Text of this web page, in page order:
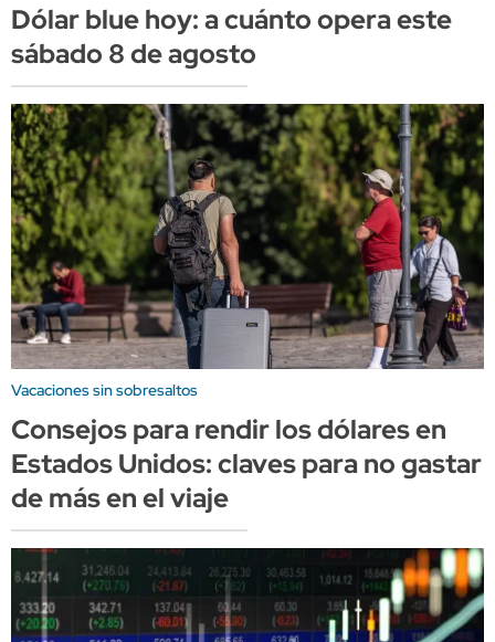
Dólar blue hoy: a cuánto opera este
sábado 8 de agosto
Vacaciones sin sobresaltos
Consejos para rendir los dólares en
Estados Unidos: claves para no gastar
de más en el viaje